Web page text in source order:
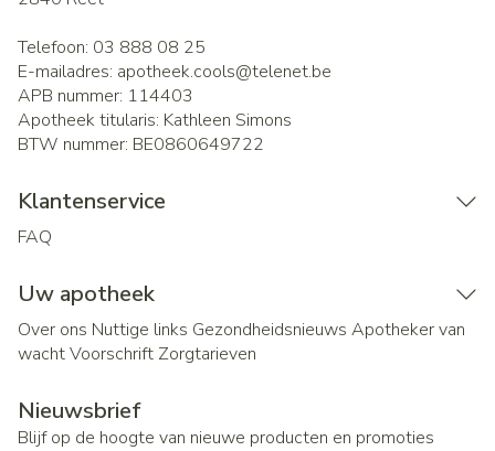
Telefoon: 03 888 08 25
E-mailadres: apotheek.cools@telenet.be
APB nummer: 114403
Apotheek titularis: Kathleen Simons
BTW nummer: BE0860649722
Klantenservice
FAQ
Uw apotheek
Over ons Nuttige links Gezondheidsnieuws Apotheker van
wachtVoorschrift Zorgtarieven
Nieuwsbrief
Blijf op de hoogte van nieuwe producten en promoties